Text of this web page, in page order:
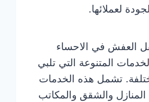
لعملائها.
العفش في الاحساء
المتنوعة التي تلبي
تشمل هذه الخدمات
والشقق والمكاتب